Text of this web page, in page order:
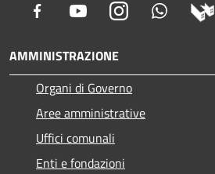
Facebook YoutubeInstagram Whatsapp
AMMINISTRAZIONE
Organi di Governo
Aree amministrative
Uffici comunali
Enti e fondazioni